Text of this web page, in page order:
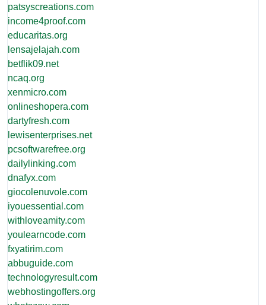
patsyscreations.com
income4proof.com
educaritas.org
lensajelajah.com
betflik09.net
ncaq.org
xenmicro.com
onlineshopera.com
dartyfresh.com
lewisenterprises.net
pcsoftwarefree.org
dailylinking.com
dnafyx.com
giocolenuvole.com
iyouessential.com
withloveamity.com
youlearncode.com
fxyatirim.com
abbuguide.com
technologyresult.com
webhostingoffers.org